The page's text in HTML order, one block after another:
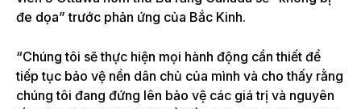
đe dọa” trước phản ứng của Bắc Kinh.
“Chúng tôi sẽ thực hiện mọi hành động cần thiết để
tiếp tục bảo vệ nền dân chủ của mình và cho thấy rằng
chúng tôi đang đứng lên bảo vệ các giá trị và nguyên